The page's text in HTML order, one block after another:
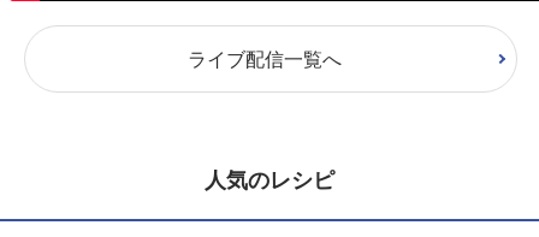
ライブ配信一覧へ
人気のレシピ